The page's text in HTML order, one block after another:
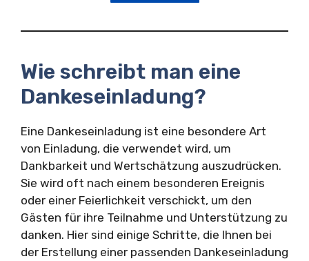
Wie schreibt man eine
Dankeseinladung?
Eine Dankeseinladung ist eine besondere Art
von Einladung, die verwendet wird, um
Dankbarkeit und Wertschätzung auszudrücken.
Sie wird oft nach einem besonderen Ereignis
oder einer Feierlichkeit verschickt, um den
Gästen für ihre Teilnahme und Unterstützung zu
danken. Hier sind einige Schritte, die Ihnen bei
der Erstellung einer passenden Dankeseinladung